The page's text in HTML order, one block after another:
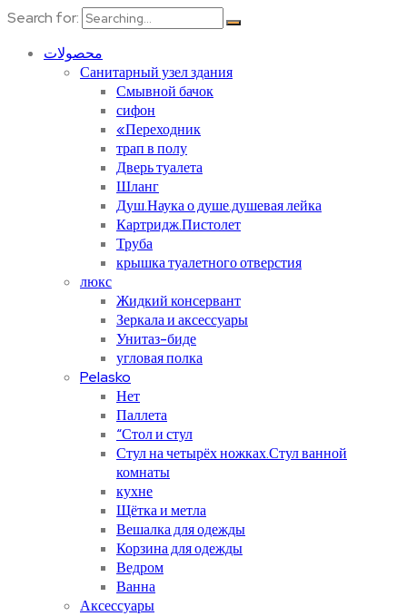
Search for:
محصولات
Санитарный узел здания
Смывной бачок
сифон
«Переходник
трап в полу
Дверь туалета
Шланг
Душ.Наука о душе.душевая лейка
Картридж.Пистолет
Труба
крышка туалетного отверстия
люкс
Жидкий консервант
Зеркала и аксессуары
Унитаз-биде
угловая полка
Pelasko
Нет
Паллета
“Стол и стул
Стул на четырёх ножках.Стул ванной
комнаты
кухне
Щётка и метла
Вешалка для одежды
Корзина для одежды
Ведром
Ванна
Аксессуары